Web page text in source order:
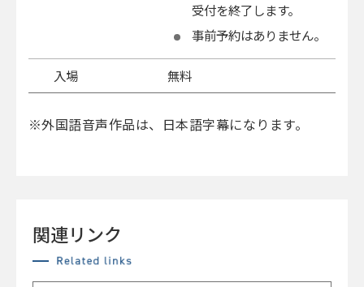
受付を終了します。
事前予約はありません。
入場 無料
※外国語音声作品は、日本語字幕になります。
関連リンク